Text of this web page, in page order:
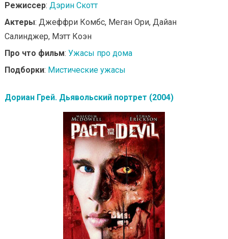
Режиссер: Дэрин Скотт
Актеры: Джеффри Комбс, Меган Ори, Дайан
Салинджер, Мэтт Коэн
Про что фильм: Ужасы про дома
Подборки: Мистические ужасы
Дориан Грей. Дьявольский портрет (2004)